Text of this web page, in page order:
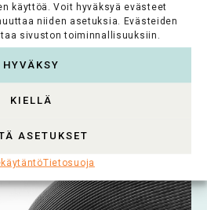
käyttöä. Voit hyväksyä evästeet
niiden asetuksia. Evästeiden
sivuston toiminnallisuuksiin.
HYVÄKSY
KIELLÄ
ASETUKSET
Tietosuoja
on avustaa lasten ja
toimintaa,
opintoja ja...
>